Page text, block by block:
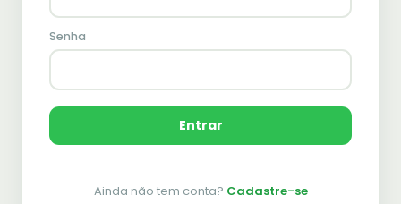
Senha
Entrar
Ainda não tem conta? Cadastre-se